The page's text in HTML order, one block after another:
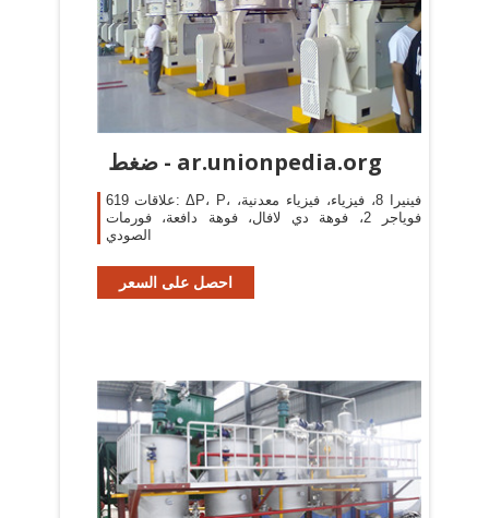
ضغط - ar.unionpedia.org
619 علاقات: ΔP، P، فينيرا 8، فيزياء، فيزياء معدنية،
فوياجر 2، فوهة دي لافال، فوهة دافعة، فورمات
الصودي
احصل على السعر